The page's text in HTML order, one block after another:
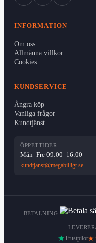
INFORMATION
Om oss
Allmänna villkor
Cookies
KUNDSERVICE
Ångra köp
Vanliga frågor
Kundtjänst
ÖPPETTIDER
Mån–Fre 09:00–16:00
kundtjanst@megabilligt.se
BETALNING
Trustpilot